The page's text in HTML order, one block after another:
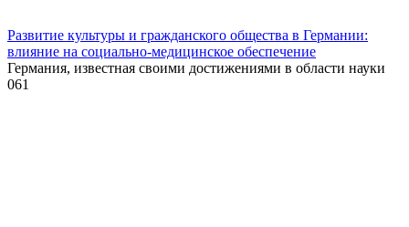
Развитие культуры и гражданского общества в Германии:
влияние на социально-медицинское обеспечение
Германия, известная своими достижениями в области науки
061